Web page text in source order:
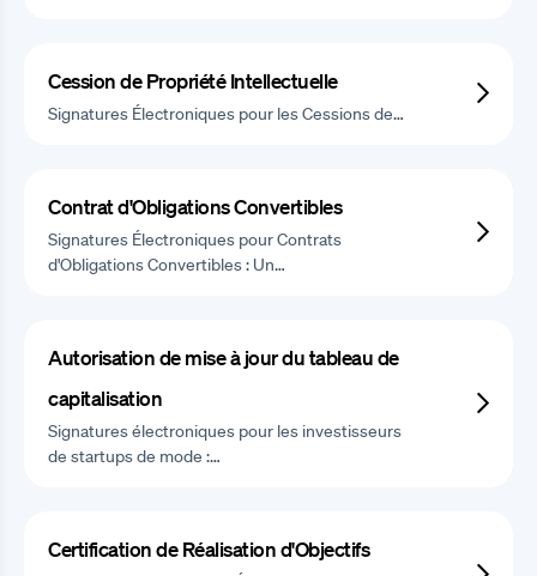
Cession de Propriété Intellectuelle
Signatures Électroniques pour les Cessions de…
Contrat d'Obligations Convertibles
Signatures Électroniques pour Contrats
d'Obligations Convertibles : Un…
Autorisation de mise à jour du tableau de
capitalisation
Signatures électroniques pour les investisseurs
de startups de mode :…
Certification de Réalisation d'Objectifs